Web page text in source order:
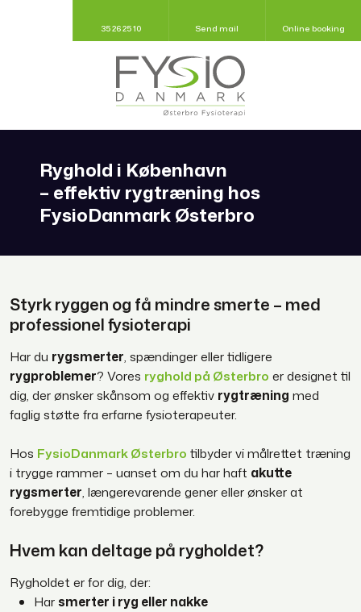
Ryghold i København
– effektiv rygtræning hos
FysioDanmark Østerbro
35 26 25 10 Send mail Online booking
Styrk ryggen og få mindre smerte – med
professionel fysioterapi
Har du rygsmerter, spændinger eller tidligere
rygproblemer? Vores ryghold på Østerbro er designet til
dig, der ønsker skånsom og effektiv rygtræning med
faglig støtte fra erfarne fysioterapeuter.
Hos FysioDanmark Østerbro tilbyder vi målrettet træning
i trygge rammer – uanset om du har haft akutte
rygsmerter, længerevarende gener eller ønsker at
forebygge fremtidige problemer.
Hvem kan deltage på rygholdet?
Rygholdet er for dig, der:
Harsmerter i ryg eller nakke